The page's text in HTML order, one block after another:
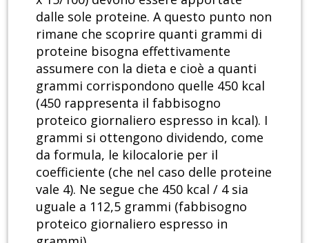
dalle sole proteine. A questo punto non
rimane che scoprire quanti grammi di
proteine bisogna effettivamente
assumere con la dieta e cioè a quanti
grammi corrispondono quelle 450 kcal
(450 rappresenta il fabbisogno
proteico giornaliero espresso in kcal). I
grammi si ottengono dividendo, come
da formula, le kilocalorie per il
coefficiente (che nel caso delle proteine
vale 4). Ne segue che 450 kcal / 4 sia
uguale a 112,5 grammi (fabbisogno
proteico giornaliero espresso in